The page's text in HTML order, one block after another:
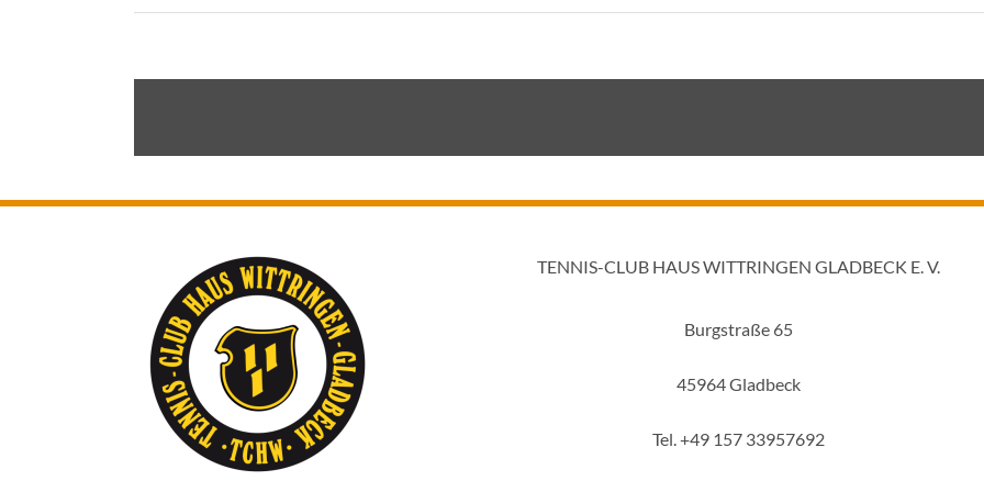
TENNIS-CLUB HAUS WITTRINGEN GLADBECK E. V.
Burgstraße 65
45964 Gladbeck
Tel. +49 157 33957692